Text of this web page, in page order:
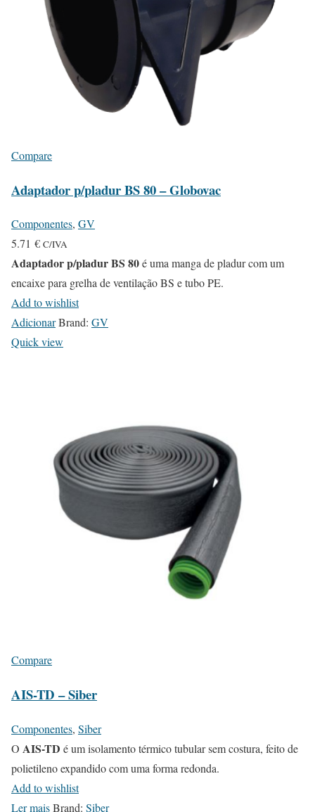
Compare
Adaptador p/pladur BS 80 – Globovac
Componentes, GV
5.71 € C/IVA
Adaptador p/pladur BS 80é uma manga de pladur com um
encaixe para grelha de ventilação BS e tubo PE.
Add to wishlist
AdicionarBrand: GV
Quick view
Compare
AIS-TD – Siber
Componentes, Siber
O AIS-TD é um isolamento térmico tubular sem costura, feito de
polietileno expandido com uma forma redonda.
Add to wishlist
Ler maisBrand: Siber